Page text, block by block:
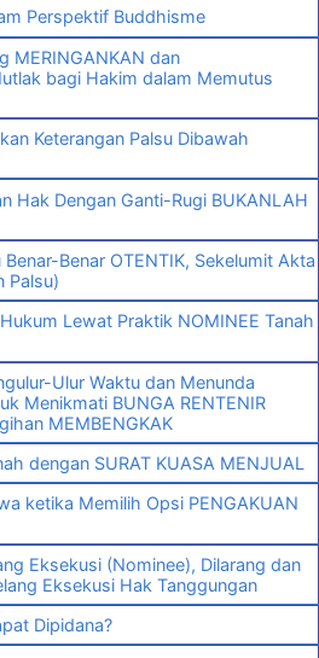
Perspektif Buddhisme
MERINGANKAN dan
bagi Hakim dalam Memutus
Keterangan Palsu Dibawah
Hak Dengan Ganti-Rugi BUKANLAH
Benar OTENTIK, Sekelumit Akta
Palsu)
Lewat Praktik NOMINEE Tanah
Ulur Waktu dan Menunda
Menikmati BUNGA RENTENIR
MEMBENGKAK
dengan SURAT KUASA MENJUAL
ketika Memilih Opsi PENGAKUAN
Eksekusi (Nominee), Dilarang dan
Eksekusi Hak Tanggungan
Dipidana?